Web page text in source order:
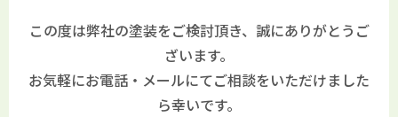
この度は弊社の塗装をご検討頂き、誠にありがとうご
ざいます。
お気軽にお電話・メールにてご相談をいただけました
ら幸いです。